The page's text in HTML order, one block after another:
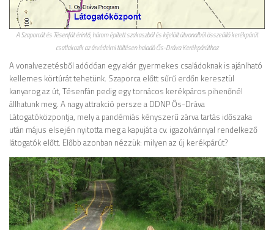
A Szaporcát és Tésenfát érintő, három épített szakaszból és kijelölt útvonalból összeálló kerékpárút
csatlakozik az árvédelmi töltésen haladó Ős-Dráva Kerékpárúthoz
A vonalvezetésből adódóan egy akár gyermekes családoknak is ajánlható
kellemes körtúrát tehetünk. Szaporca előtt sűrű erdőn keresztül
kanyarog az út, Tésenfán pedig egy tornácos kerékpáros pihenőnél
állhatunk meg. A nagy attrakció persze a DDNP Ős-Dráva
Látogatóközpontja, mely a pandémiás kényszerű zárva tartás időszaka
után május elsején nyitotta meg a kapuját a cv. igazolvánnyal rendelkező
látogatók előtt. Előbb azonban nézzük: milyen az új kerékpárút?